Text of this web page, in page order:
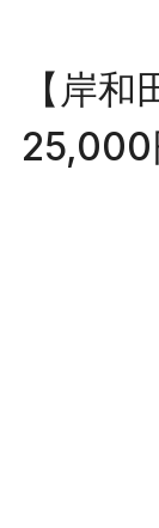
【岸
25,000